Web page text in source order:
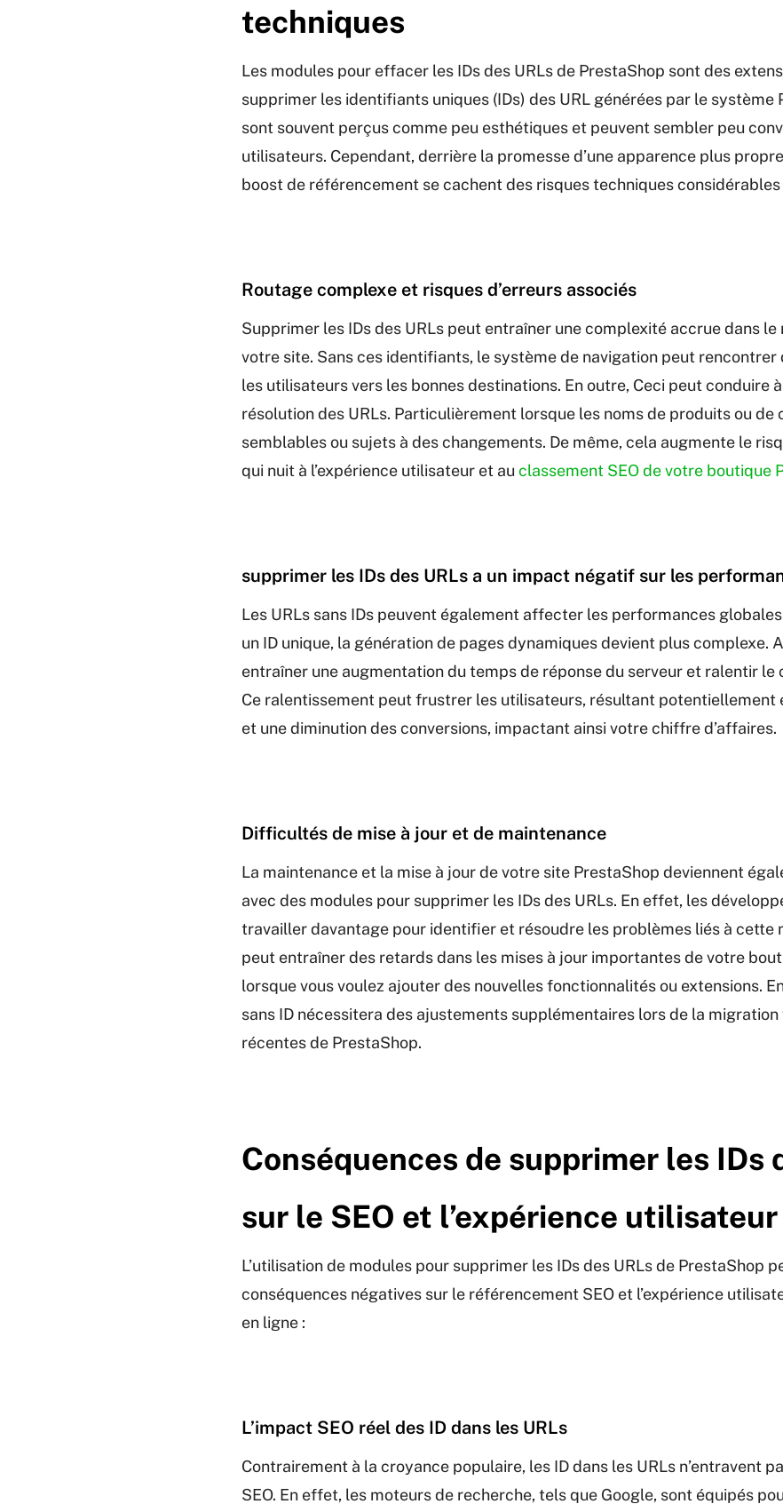
techniques
Les modules pour effacer les IDs des URLs de PrestaShop sont des
supprimer les identifiants uniques (IDs) des URL générées par le système
sont souvent perçus comme peu esthétiques et peuvent sembler peu
utilisateurs. Cependant, derrière la promesse d’une apparence plus
boost de référencement se cachent des risques techniques considérables
Routage complexe et risques d’erreurs associés
Supprimer les IDs des URLs peut entraîner une complexité accrue dans
votre site. Sans ces identifiants, le système de navigation peut
les utilisateurs vers les bonnes destinations. En outre, Ceci peut conduire
résolution des URLs. Particulièrement lorsque les noms de produits ou de
semblables ou sujets à des changements. De même, cela augmente le
qui nuit à l’expérience utilisateur et auclassement SEO de votre boutique
supprimer les IDs des URLs a un impact négatif sur les
Les URLs sans IDs peuvent également affecter les performances
un ID unique, la génération de pages dynamiques devient plus complexe.
entraîner une augmentation du temps de réponse du serveur et ralentir le
Ce ralentissement peut frustrer les utilisateurs, résultant potentiellement
et une diminution des conversions, impactant ainsi votre chiffre d’affaires.
Difficultés de mise à jour et de maintenance
La maintenance et la mise à jour de votre site PrestaShop deviennent
avec des modules pour supprimer les IDs des URLs. En effet, les
travailler davantage pour identifier et résoudre les problèmes liés à cette
peut entraîner des retards dans les mises à jour importantes de votre
lorsque vous voulez ajouter des nouvelles fonctionnalités ou extensions.
sans ID nécessitera des ajustements supplémentaires lors de la migration
récentes de PrestaShop.
Conséquences de supprimer les IDs
sur le SEO et l’expérience utilisateur
L’utilisation de modules pour supprimer les IDs des URLs de PrestaShop
conséquences négatives sur le référencement SEO et l’expérience
en ligne :
L’impact SEO réel des ID dans les URLs
Contrairement à la croyance populaire, les ID dans les URLs n’entravent
SEO. En effet, les moteurs de recherche, tels que Google, sont équipés